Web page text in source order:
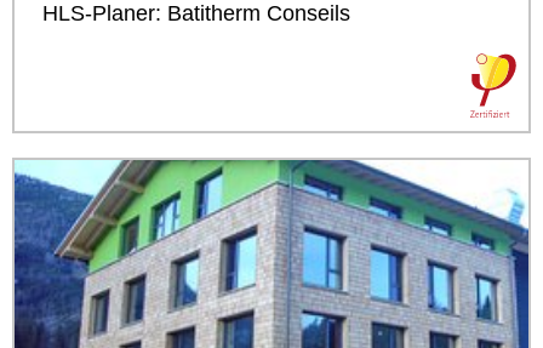
HLS-Planer: Batitherm Conseils